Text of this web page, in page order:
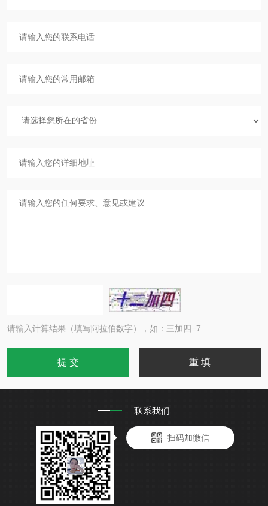
请输入计算结果（填写阿拉伯数字），如：三加四=7
联系我们
扫码加微信